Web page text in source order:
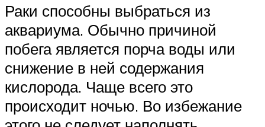
Раки способны выбраться из
аквариума. Обычно причиной
побега является порча воды или
снижение в ней содержания
кислорода. Чаще всего это
происходит ночью. Во избежание